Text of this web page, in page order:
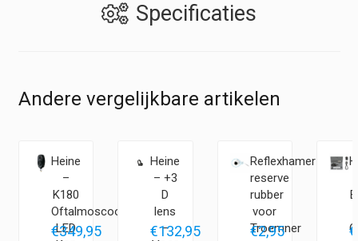
Specificaties
Andere vergelijkbare artikelen
Heine
–
K180
Oftalmoscoop
LED
€349,95
Heine
– +3
D
lens
–
€132,95
Reflexhamer
reserve
rubber
voor
Troemner
€2,95 €